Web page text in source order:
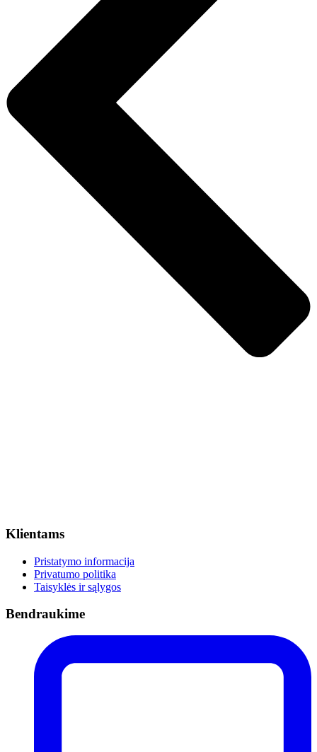
Klientams
Pristatymo informacija
Privatumo politika
Taisyklės ir sąlygos
Bendraukime